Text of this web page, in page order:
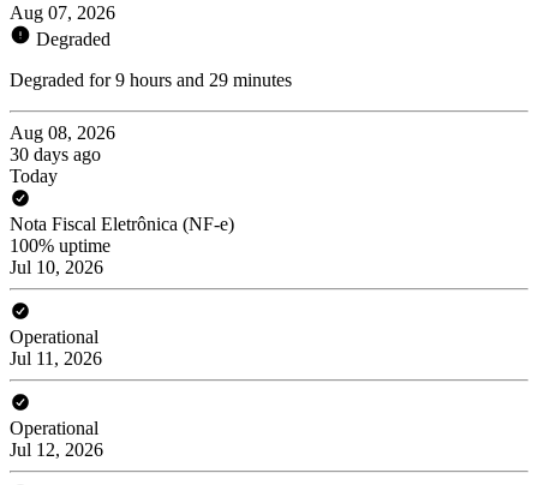
Aug 07, 2026
Degraded
Degraded for 9 hours and 29 minutes
Aug 08, 2026
30 days ago
Today
Nota Fiscal Eletrônica (NF-e)
100% uptime
Jul 10, 2026
Operational
Jul 11, 2026
Operational
Jul 12, 2026